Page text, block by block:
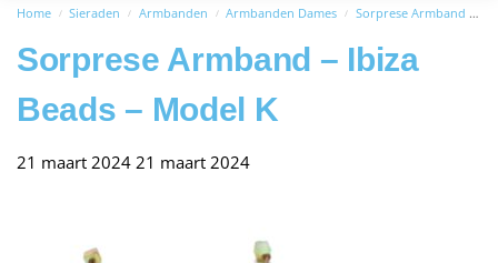
Home / Sieraden / Armbanden / Armbanden Dames / Sorprese Armband – Ibiza Beads – Model K
Sorprese Armband – Ibiza
Beads – Model K
21 maart 2024 21 maart 2024